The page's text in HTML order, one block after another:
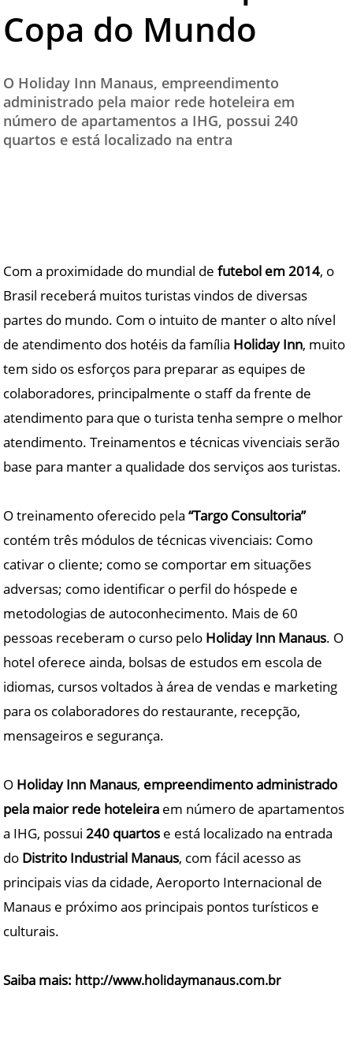
TESTADO E APROVADO
PARCEIROS
QUEM SOMOS - EQUIPE
CONTATO
Copa do Mundo
O Holiday Inn Manaus, empreendimento
administrado pela maior rede hoteleira em
número de apartamentos a IHG, possui 240
quartos e está localizado na entra
Com a proximidade do mundial defutebol em 2014, o
Brasil receberá muitos turistas vindos de diversas
partes do mundo. Com o intuito de manter o alto nível
de atendimento dos hotéis da família Holiday Inn, muito
tem sido os esforços para preparar as equipes de
colaboradores, principalmente o staff da frente de
atendimento para que o turista tenha sempre o melhor
atendimento. Treinamentos e técnicas vivenciais serão
base para manter a qualidade dos serviços aos turistas.
O treinamento oferecido pela“Targo Consultoria”
contém três módulos de técnicas vivenciais: Como
cativar o cliente; como se comportar em situações
adversas; como identificar o perfil do hóspede e
metodologias de autoconhecimento. Mais de 60
pessoas receberam o curso pelo Holiday Inn Manaus. O
hotel oferece ainda, bolsas de estudos em escola de
idiomas, cursos voltados à área de vendas e marketing
para os colaboradores do restaurante, recepção,
mensageiros e segurança.
O Holiday Inn Manaus, empreendimento administrado
pela maiorrede hoteleira em número de apartamentos
a IHG, possui240 quartos e está localizado na entrada
do Distrito Industrial Manaus, com fácil acesso as
principais vias da cidade, Aeroporto Internacional de
Manaus e próximo aos principais pontos turísticos e
culturais.
Saiba mais: http://www.holidaymanaus.com.br